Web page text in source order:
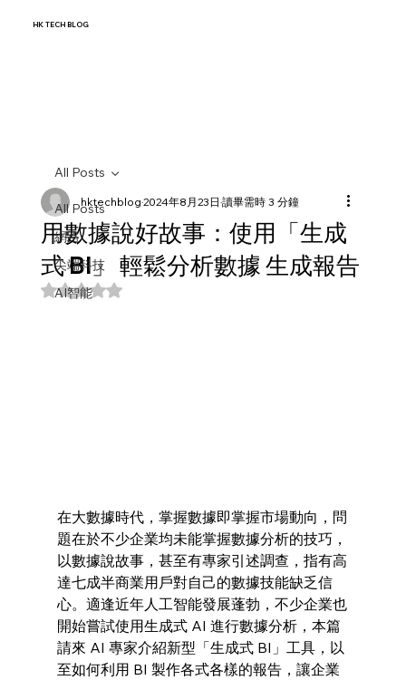
HK TECH BLOG
All Posts
網路
尖端科技
AI智能
All Posts
用數據說好故事：使用「生成
式 BI」 輕鬆分析數據 生成報告
hktechblog2024年8月23日 讀畢需時 3 分鐘
評等為 NaN（最高為 5 顆星）。
在大數據時代，掌握數據即掌握市場動向，問
題在於不少企業均未能掌握數據分析的技巧，
以數據說故事，甚至有專家引述調查，指有高
達七成半商業用戶對自己的數據技能缺乏信
心。適逢近年人工智能發展蓬勃，不少企業也
開始嘗試使用生成式 AI 進行數據分析，本篇
請來 AI 專家介紹新型「生成式 BI」工具，以
至如何利用 BI 製作各式各樣的報告，讓企業